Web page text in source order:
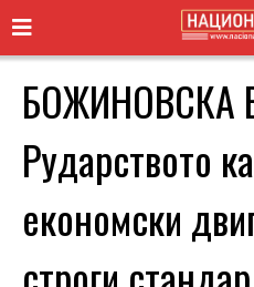
БОЖИНОВСКА
Рударството
економски